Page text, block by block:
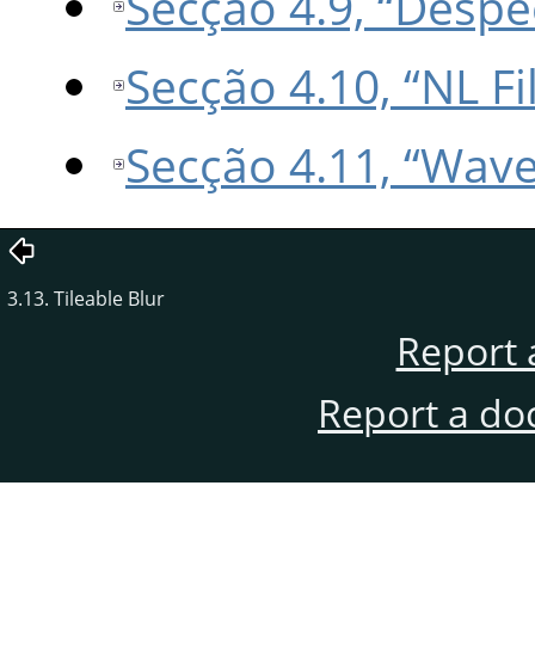
Secção 4.10, “NL
Secção 4.11,
3.13. Tileable Blur
Report
Report a